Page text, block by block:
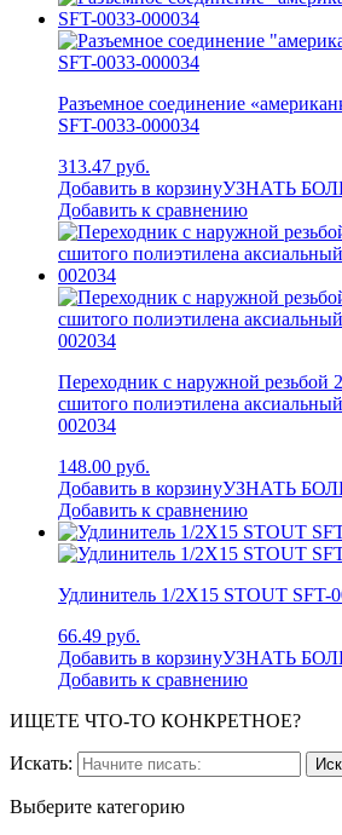
Разъемное соединение
SFT-0033-000034
313.47 руб.
Добавить в корзинуУЗНАТЬ
Добавить к сравнению
Переходник с наружной резьбой
сшитого полиэтилена
002034
148.00 руб.
Добавить в корзинуУЗНАТЬ
Добавить к сравнению
Удлинитель 1/2X15 STOUT SFT-
66.49 руб.
Добавить в корзинуУЗНАТЬ
Добавить к сравнению
ИЩЕТЕ ЧТО-ТО КОНКРЕТНОЕ?
Искать:
Выберите категорию